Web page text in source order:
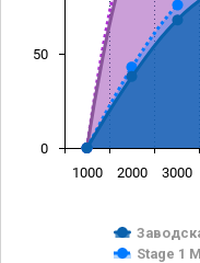
Stage 1
1000 2000 3000
0
50